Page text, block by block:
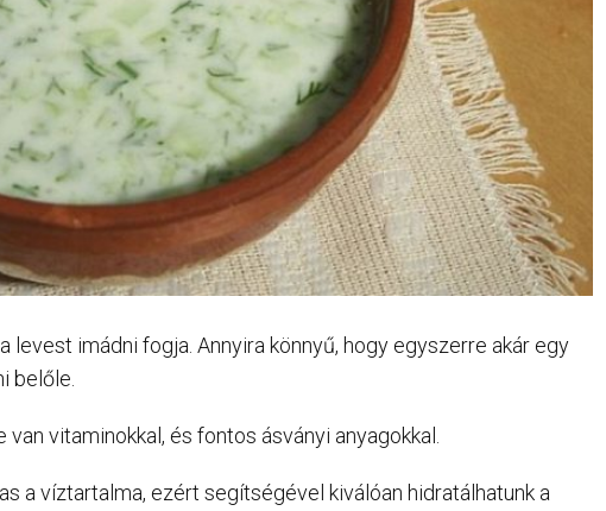
levest imádni fogja. Annyira könnyű, hogy egyszerre akár egy
belőle.
vitaminokkal, és fontos ásványi anyagokkal.
a víztartalma, ezért segítségével kiválóan hidratálhatunk a